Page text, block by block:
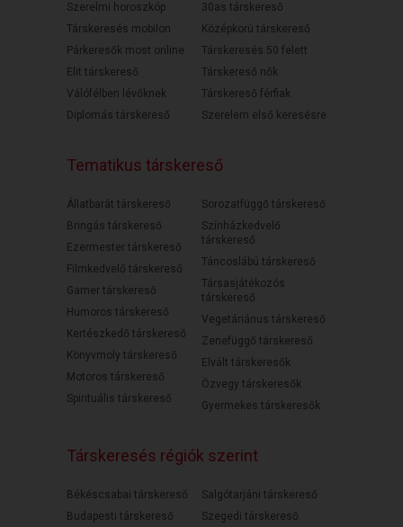
Szerelmi horoszkóp
Társkeresés mobilon
Párkeresők most online
Elit társkereső
Válófélben lévőknek
Diplomás társkereső
30as társkereső
Középkorú társkereső
Társkeresés 50 felett
Társkereső nők
Társkereső férfiak
Szerelem első keresésre
Tematikus társkereső
Állatbarát társkereső
Bringás társkereső
Ezermester társkereső
Filmkedvelő társkereső
Gamer társkereső
Humoros társkereső
Kertészkedő társkereső
Könyvmoly társkereső
Motoros társkereső
Spirituális társkereső
Sorozatfüggő társkereső
Színházkedvelő
társkereső
Táncoslábú társkereső
Társasjátékozós
társkereső
Vegetáriánus társkereső
Zenefüggő társkereső
Elvált társkeresők
Özvegy társkeresők
Gyermekes társkeresők
Társkeresés régiók szerint
Békéscsabai társkereső
Budapesti társkereső
Salgótarjáni társkereső
Szegedi társkereső